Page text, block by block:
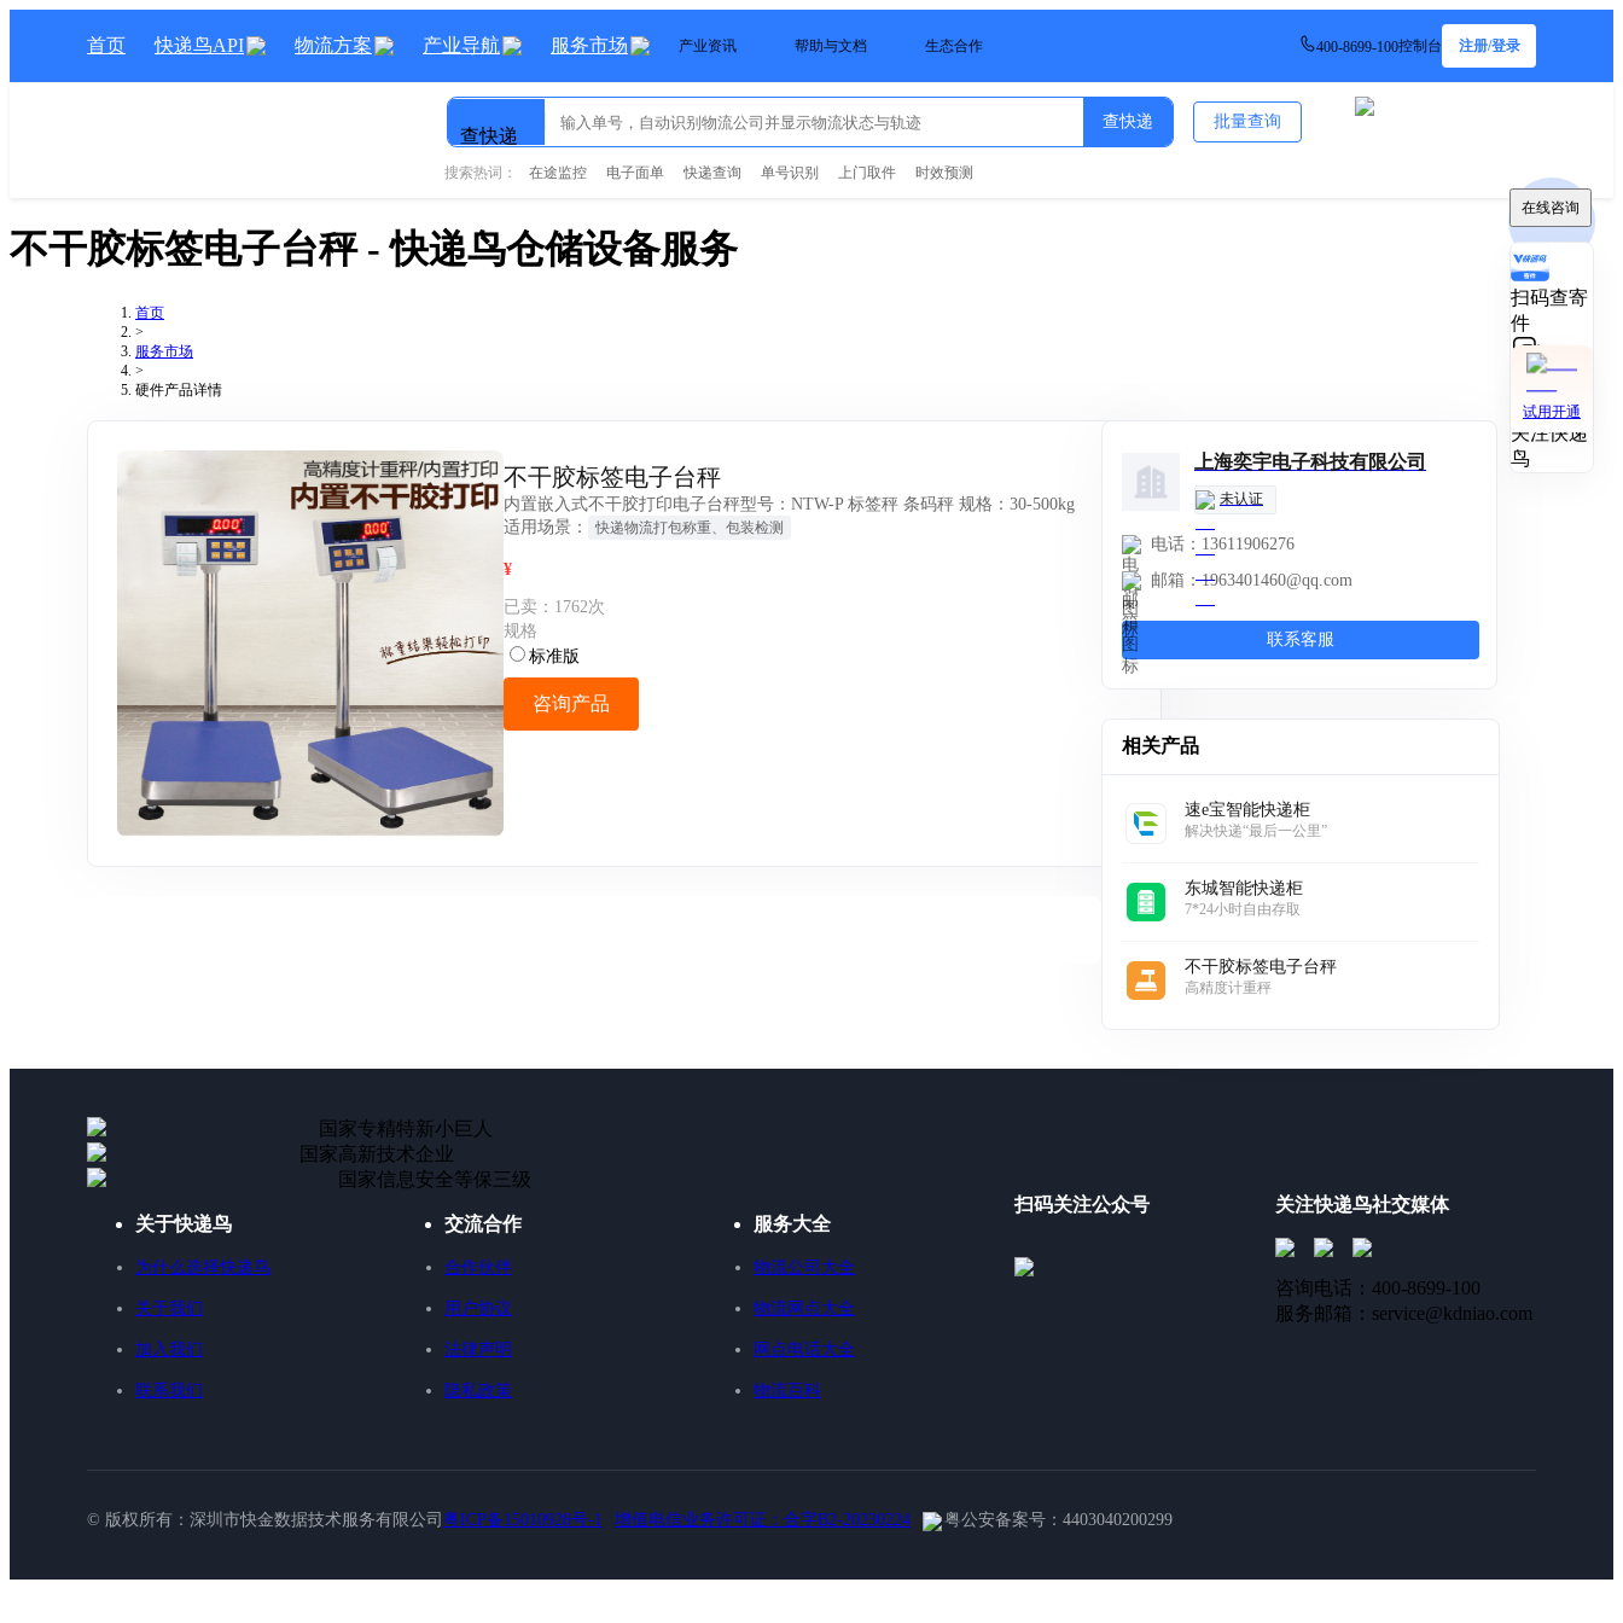
在线咨询
扫码查寄
件
技术对接
关注快递
鸟
试用开通
首页 快递鸟API 物流方案 产业导航 服务市场 产业资讯 帮助与文档 生态合作 400-8699-100控制台 注册/登录
查快递
查快递 批量查询
搜索热词： 在途监控 电子面单 快递查询 单号识别 上门取件 时效预测
不干胶标签电子台秤- 快递鸟仓储设备服务
首页
>
服务市场
>
硬件产品详情
不干胶标签电子台秤
内置嵌入式不干胶打印电子台秤型号：NTW-P 标签秤 条码秤 规格：30-500kg
适用场景：
快递物流打包称重、包装检测
¥
已卖： 1762次
规格
标准版
咨询产品
上海奕宇电子科技有限公司
未认证
电话： 13611906276
邮箱：1963401460@qq.com
联系客服
相关产品
速e宝智能快递柜
解决快递“最后一公里”
东城智能快递柜
7*24小时自由存取
不干胶标签电子台秤
高精度计重秤
国家专精特新小巨人
国家高新技术企业
国家信息安全等保三级
关于快递鸟
为什么选择快递鸟
关于我们
加入我们
联系我们
交流合作
合作伙伴
用户协议
法律声明
隐私政策
服务大全
物流公司大全
物流网点大全
网点电话大全
物流百科
扫码关注公众号 关注快递鸟社交媒体
咨询电话：400-8699-100
服务邮箱：service@kdniao.com
© 版权所有：深圳市快金数据技术服务有限公司 粤ICP备15010928号-1 增值电信业务许可证：合字B2-20230224 粤公安备案号：4403040200299